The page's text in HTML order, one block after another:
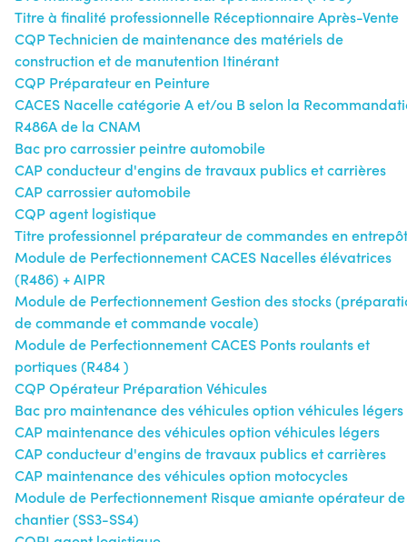
Titre à finalité professionnelle Réceptionnaire Après-Vente
CQP Technicien de maintenance des matériels de
construction et de manutention Itinérant
CQP Préparateur en Peinture
CACES Nacelle catégorie A et/ou B selon la
R486A de la CNAM
Bac pro carrossier peintre automobile
CAP conducteur d'engins de travaux publics et carrières
CAP carrossier automobile
CQP agent logistique
Titre professionnel préparateur de commandes en entrepôt
Module de Perfectionnement CACES Nacelles élévatrices
(R486) + AIPR
Module de Perfectionnement Gestion des stocks
de commande et commande vocale)
Module de Perfectionnement CACES Ponts roulants et
portiques (R484 )
CQP Opérateur Préparation Véhicules
Bac pro maintenance des véhicules option véhicules légers
CAP maintenance des véhicules option véhicules légers
CAP conducteur d'engins de travaux publics et carrières
CAP maintenance des véhicules option motocycles
Module de Perfectionnement Risque amiante opérateur de
chantier (SS3-SS4)